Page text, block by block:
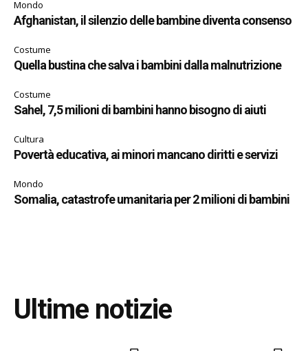
Mondo
Afghanistan, il silenzio delle bambine diventa consenso
Costume
Quella bustina che salva i bambini dalla malnutrizione
Costume
Sahel, 7,5 milioni di bambini hanno bisogno di aiuti
Cultura
Povertà educativa, ai minori mancano diritti e servizi
Mondo
Somalia, catastrofe umanitaria per 2 milioni di bambini
Ultime notizie